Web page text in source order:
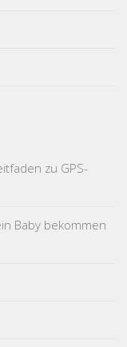
zu GPS-
Baby bekommen